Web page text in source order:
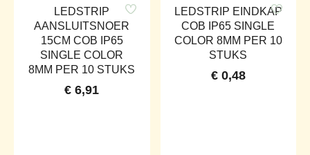
LEDSTRIP
AANSLUITSNOER
15CM COB IP65
SINGLE COLOR
8MM PER 10 STUKS
€ 6,91
LEDSTRIP EINDKAP
COB IP65 SINGLE
COLOR 8MM PER 10
STUKS
€0,48